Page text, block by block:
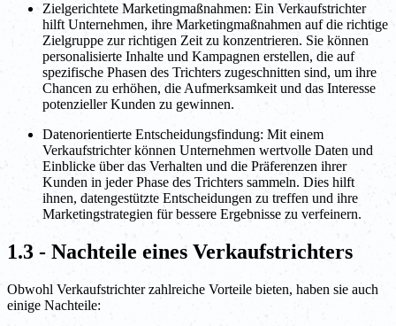
Zielgerichtete Marketingmaßnahmen: Ein Verkaufstrichter
hilft Unternehmen, ihre Marketingmaßnahmen auf die richtige
Zielgruppe zur richtigen Zeit zu konzentrieren. Sie können
personalisierte Inhalte und Kampagnen erstellen, die auf
spezifische Phasen des Trichters zugeschnitten sind, um ihre
Chancen zu erhöhen, die Aufmerksamkeit und das Interesse
potenzieller Kunden zu gewinnen.
Datenorientierte Entscheidungsfindung: Mit einem
Verkaufstrichter können Unternehmen wertvolle Daten und
Einblicke über das Verhalten und die Präferenzen ihrer
Kunden in jeder Phase des Trichters sammeln. Dies hilft
ihnen, datengestützte Entscheidungen zu treffen und ihre
Marketingstrategien für bessere Ergebnisse zu verfeinern.
1.3 - Nachteile eines Verkaufstrichters
Obwohl Verkaufstrichter zahlreiche Vorteile bieten, haben sie auch
einige Nachteile: